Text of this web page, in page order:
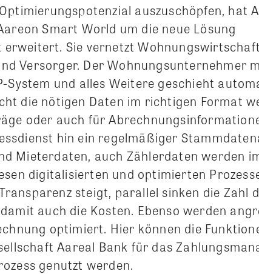
auszuschöpfen, hat
Smart World um die neue Lösung
erweitert. Sie vernetzt
Versorger. Der Wohnungsunternehmer
System und alles Weitere geschieht
die nötigen Daten im richtigen Format
oder auch für
hin ein regelmäßiger
Mieterdaten, auch Zählerdaten werden
digitalisierten und optimierten
steigt, parallel sinken die Zahl
auch die Kosten. Ebenso werden
optimiert. Hier können die
Aareal Bank für das
genutzt werden.